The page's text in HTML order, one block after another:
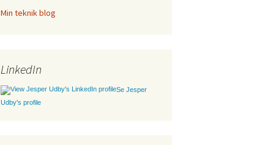
Min teknik blog
LinkedIn
Se Jesper
Udby's profile